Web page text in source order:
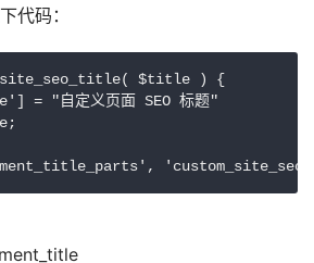
$title ) {
= "自定义页面 SEO 标题"